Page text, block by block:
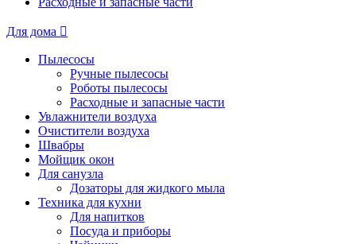
Для дома
Пылесосы
Ручные пылесосы
Роботы пылесосы
Расходные и запасные части
Увлажнители воздуха
Очистители воздуха
Швабры
Мойщик окон
Для санузла
Дозаторы для жидкого мыла
Техника для кухни
Для напитков
Посуда и приборы